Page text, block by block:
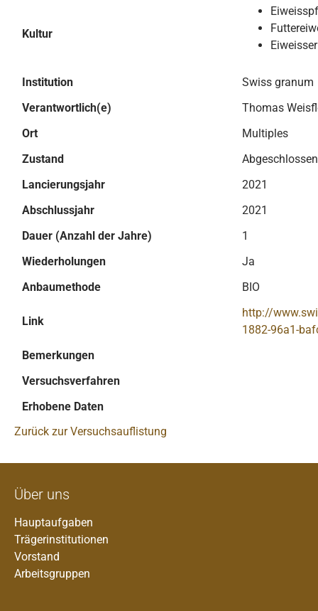
Kultur
Institution
Swiss granum
Verantwortlich(e)
Thomas
Ort
Multiples
Zustand
Abgeschlossen
Lancierungsjahr
2021
Abschlussjahr
2021
Dauer (Anzahl der Jahre)
1
Wiederholungen
Ja
Anbaumethode
BIO
Link
http://
1882-96a1-
Bemerkungen
Versuchsverfahren
Erhobene Daten
Zurück zur Versuchsauflistung
Über uns
Hauptaufgaben
Trägerinstitutionen
Vorstand
Arbeitsgruppen